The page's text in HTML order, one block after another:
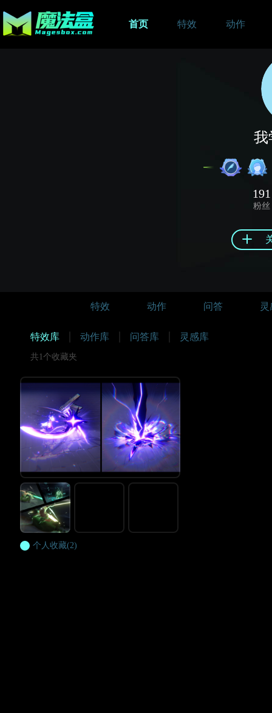
首页 特效 动作
我
191
粉丝
特效 动作 问答 灵
特效库 动作库 问答库 灵感库
共1个收藏夹
个人收藏(2)